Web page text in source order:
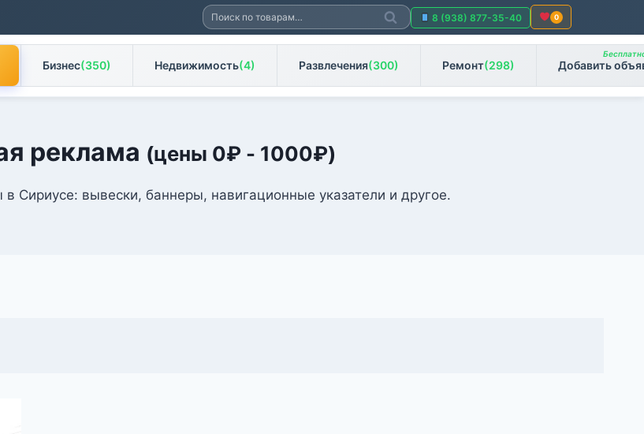
Искать:
Поиск
8 (938) 877-35-40 0
Бизнес(350) Недвижимость(4) Развлечения(300) Ремонт(298) Добавить
реклама (цены 0₽ - 1000₽)
Сириусе: вывески, баннеры, навигационные указатели и другое.